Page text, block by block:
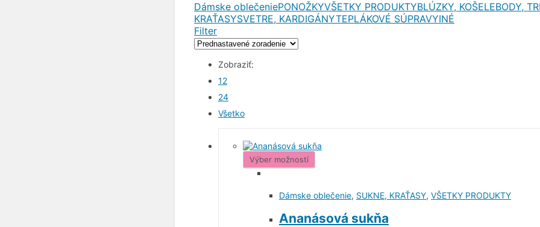
Dámske oblečeniePONOŽKYVŠETKY PRODUKTYBLÚZKY, KOŠELEBODY,
KRAŤASYSVETRE, KARDIGÁNYTEPLÁKOVÉ SÚPRAVYINÉ
Filter
Zobraziť:
12
24
Všetko
Výber možností
Dámske oblečenie, SUKNE, KRAŤASY, VŠETKY PRODUKTY
Ananásová sukňa